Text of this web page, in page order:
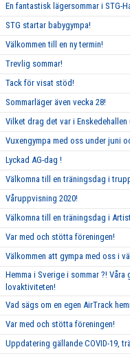
En fantastisk lägersommar i STG-
STG startar babygympa!
Välkommen till en ny termin!
Trevlig sommar!
Tack för visat stöd!
Sommarläger även vecka 28!
Vilket drag det var i
Vuxengympa med oss under juni
Lyckad AG-dag !
Välkomna till en träningsdag i
Våruppvisning 2020!
Välkomna till en träningsdag i
Var med och stötta föreningen!
Välkommen att gympa med oss i
Hemma i Sverige i sommar ?!
lovaktiviteten!
Vad sägs om en egen AirTrack
Var med och stötta föreningen!
Uppdatering gällande COVID-19,